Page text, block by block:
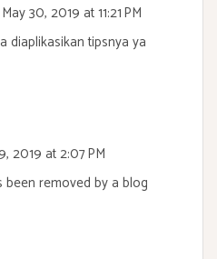
May 30, 2019 at 11:21 PM
diaplikasikan tipsnya ya
2019 at 2:07 PM
removed by a blog